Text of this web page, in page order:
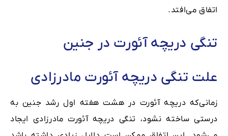
اتفاق می‌افتد.
تنگی دریچه آئورت در جنین
علت تنگی دریچه آئورت مادرزادی
زمانی‌که دریچه آئورت در هشت هفته اول رشد جنین به
‌درستی ساخته نشود، تنگی دریچه آئورت مادرزادی ایجاد